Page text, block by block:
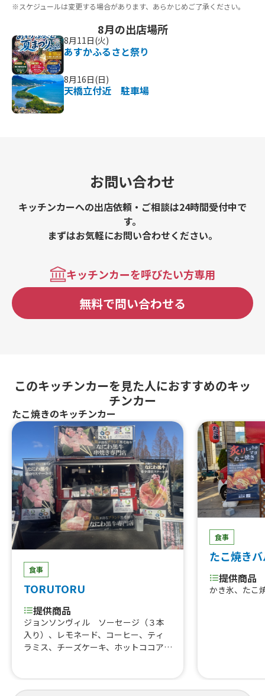
※スケジュールは変更する場合があります、あらかじめご了承ください。
8月の出店場所
8月11日(火)
あすかふるさと祭り
8月16日(日)
天橋立付近 駐車場
お問い合わせ
キッチンカーへの出店依頼・ご相談は24時間受付中で
す。
まずはお気軽にお問い合わせください。
キッチンカーを呼びたい方専用
無料で問い合わせる
このキッチンカーを見た人におすすめのキッ
チンカー
たこ焼きのキッチンカー
食事
TORUTORU
提供商品
ジョンソンヴィル ソーセージ（３本
入り）、レモネード、コーヒー、ティ
ラミス、チーズケーキ、ホットココア、
食事
たこ焼き
提供商品
かき氷、たこ